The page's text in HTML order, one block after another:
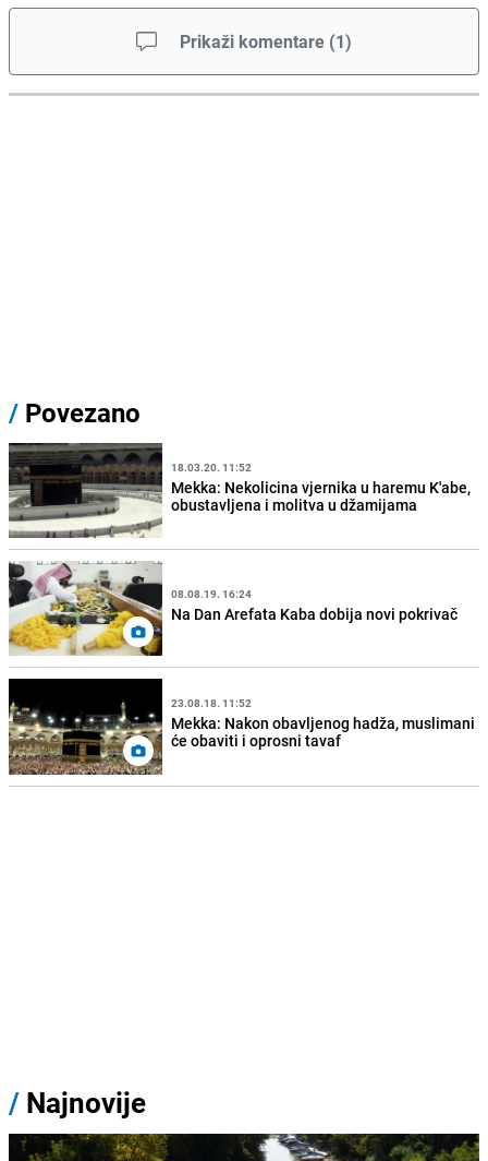
Prikaži komentare (1)
/ Povezano
18.03.20. 11:52
Mekka: Nekolicina vjernika u haremu K'abe,
obustavljena i molitva u džamijama
08.08.19. 16:24
Na Dan Arefata Kaba dobija novi pokrivač
23.08.18. 11:52
Mekka: Nakon obavljenog hadža, muslimani
će obaviti i oprosni tavaf
/ Najnovije